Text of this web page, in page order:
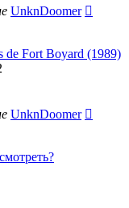
UnknDoomer
Fort Boyard (1989)
UnknDoomer